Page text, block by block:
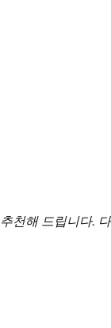
천해 드립니다. 다